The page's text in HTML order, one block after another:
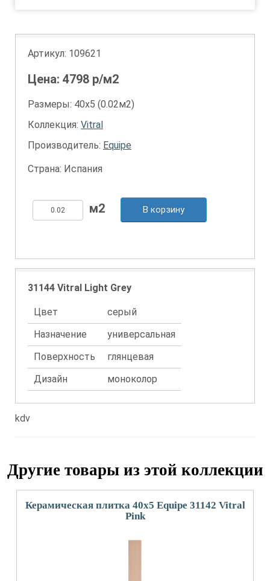
Артикул: 109621
Цена: 4798 р/м2
Размеры: 40х5 (0.02м2)
Коллекция: Vitral
Производитель: Equipe
Страна: Испания
В корзину
31144 Vitral Light Grey
Цвет
серый
Назначение
универсальная
Поверхность
глянцевая
Дизайн
моноколор
kdv
Другие товары из этой коллекции
Керамическая плитка 40x5 Equipe 31142 Vitral
Pink